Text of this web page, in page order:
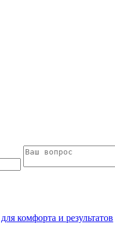
комфорта и результатов